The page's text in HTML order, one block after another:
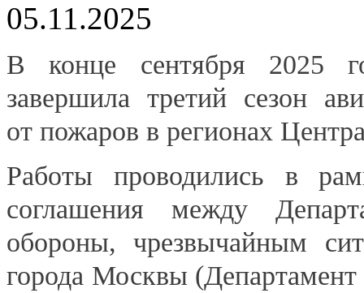
05.11.2025
В конце сентября 2025
завершила третий сезон
от пожаров в регионах
Работы проводились в
соглашения между
обороны, чрезвычайным
города Москвы